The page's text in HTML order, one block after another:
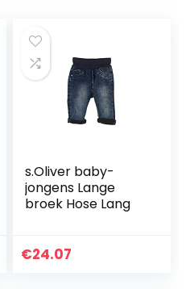
s.Oliver baby-
jongens Lange
broek Hose Lang
€24.07